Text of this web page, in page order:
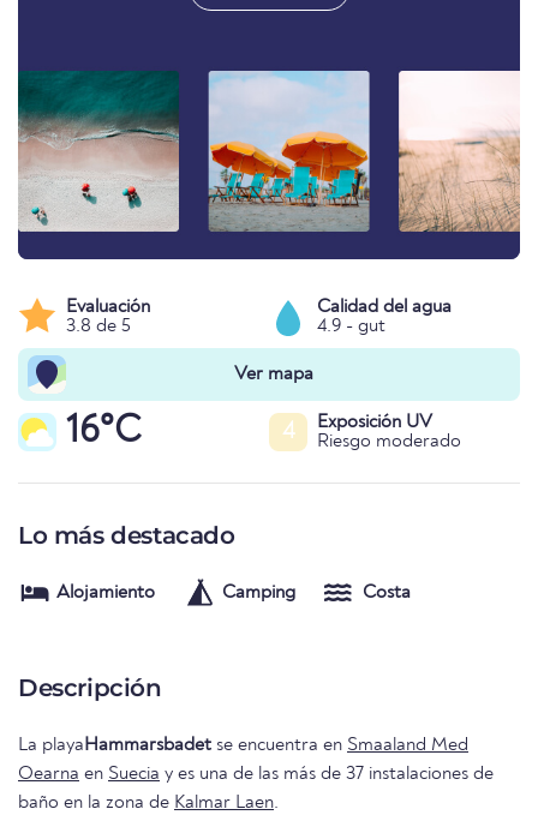
Evaluación
3.8 de 5
Calidad del agua
4.9 - gut
Ver mapa
16°C 4
Exposición UV
Riesgo moderado
Lo más destacado
Alojamiento Camping Costa
Descripción
La playaHammarsbadet se encuentra en Smaaland Med
Oearna en Suecia y es una de las más de 37 instalaciones de
baño en la zona de Kalmar Laen.